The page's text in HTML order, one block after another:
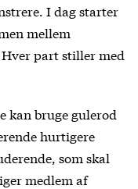
I dag starter
mellem
part stiller med
kan bruge gulerod
hurtigere
som skal
medlem af